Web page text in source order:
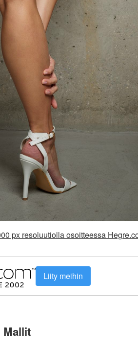
px resoluutiolla osoitteessa
Liity meihin
Mallit